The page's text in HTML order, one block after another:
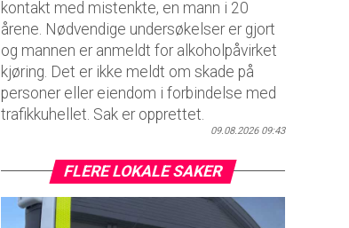
kontakt med mistenkte, en mann i 20
årene. Nødvendige undersøkelser er gjort
og mannen er anmeldt for alkoholpåvirket
kjøring. Det er ikke meldt om skade på
personer eller eiendom i forbindelse med
trafikkuhellet. Sak er opprettet.
09.08.2026 09:43
FLERE LOKALE SAKER